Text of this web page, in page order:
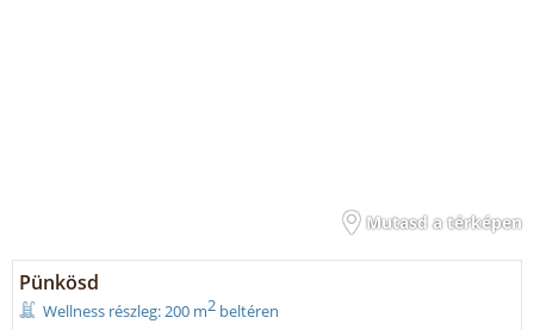
Mutasd a térképen
Pünkösd
Wellness részleg: 200 m2 beltéren